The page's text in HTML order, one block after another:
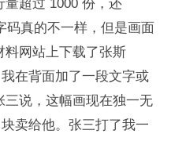
量超过 1000 份，还
码真的不一样，但是画面
料网站上下载了张斯
在背面加了一段文字或
说，这幅画现在独一无
卖给他。张三打了我一